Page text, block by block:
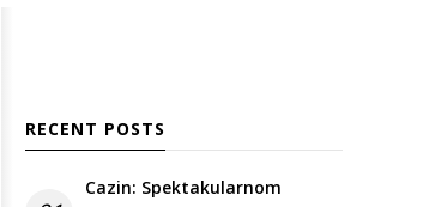
RECENT POSTS
Cazin: Spektakularnom